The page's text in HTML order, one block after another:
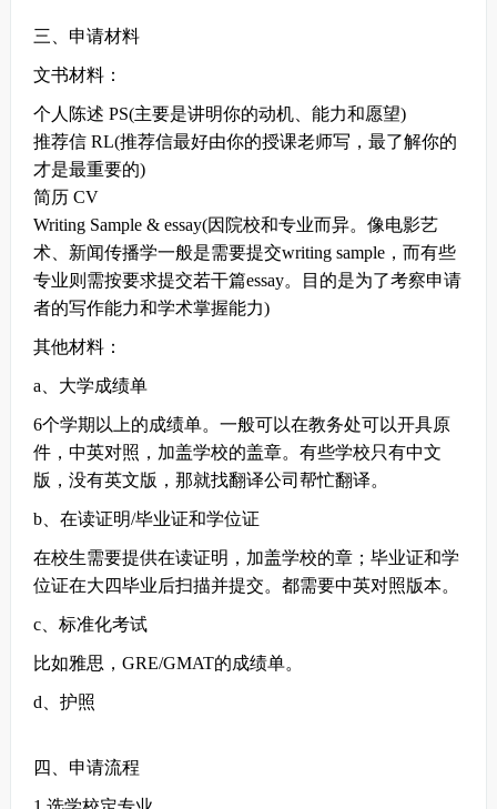
三、申请材料
文书材料：
个人陈述 PS(主要是讲明你的动机、能力和愿望)
推荐信 RL(推荐信最好由你的授课老师写，最了解你的
才是最重要的)
简历 CV
Writing Sample & essay(因院校和专业而异。像电影艺
术、新闻传播学一般是需要提交writing sample，而有些
专业则需按要求提交若干篇essay。目的是为了考察申请
者的写作能力和学术掌握能力)
其他材料：
a、大学成绩单
6个学期以上的成绩单。一般可以在教务处可以开具原
件，中英对照，加盖学校的盖章。有些学校只有中文
版，没有英文版，那就找翻译公司帮忙翻译。
b、在读证明/毕业证和学位证
在校生需要提供在读证明，加盖学校的章；毕业证和学
位证在大四毕业后扫描并提交。都需要中英对照版本。
c、标准化考试
比如雅思，GRE/GMAT的成绩单。
d、护照
四、申请流程